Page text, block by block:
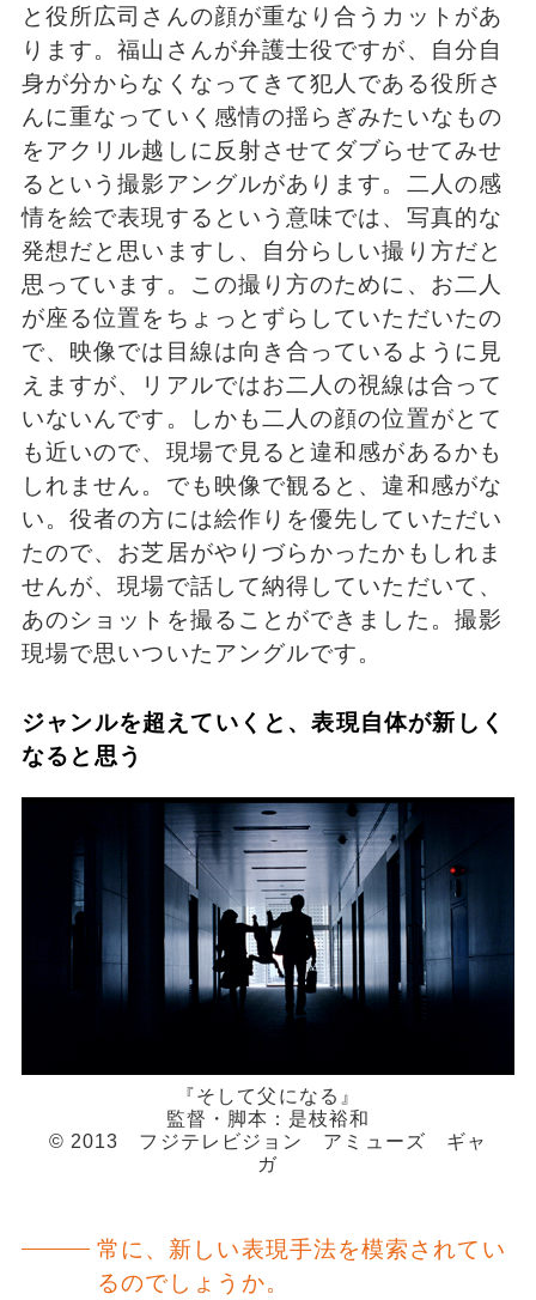
と役所広司さんの顔が重なり合うカットがあ
ります。福山さんが弁護士役ですが、自分自
身が分からなくなってきて犯人である役所さ
んに重なっていく感情の揺らぎみたいなもの
をアクリル越しに反射させてダブらせてみせ
るという撮影アングルがあります。二人の感
情を絵で表現するという意味では、写真的な
発想だと思いますし、自分らしい撮り方だと
思っています。この撮り方のために、お二人
が座る位置をちょっとずらしていただいたの
で、映像では目線は向き合っているように見
えますが、リアルではお二人の視線は合って
いないんです。しかも二人の顔の位置がとて
も近いので、現場で見ると違和感があるかも
しれません。でも映像で観ると、違和感がな
い。役者の方には絵作りを優先していただい
たので、お芝居がやりづらかったかもしれま
せんが、現場で話して納得していただいて、
あのショットを撮ることができました。撮影
現場で思いついたアングルです。
ジャンルを超えていくと、表現自体が新しく
なると思う
『そして父になる』
監督・脚本：是枝裕和
© 2013 フジテレビジョン アミューズ ギャ
ガ
常に、新しい表現手法を模索されてい
るのでしょうか。